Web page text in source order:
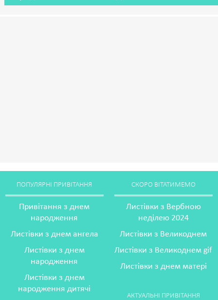
ПОПУЛЯРНІ ПРИВІТАННЯ
Привітання з днем
народження
Листівки з днем ангела
Листівки з днем
народження
Листівки з днем
народження дитячі
СКОРО ВІТАТИМЕМО
Листівки з Вербною
неділею 2024
Листівки з Великоднем
Листівки з Великоднем gif
Листівки з днем матері
АКТУАЛЬНІ ПРИВІТАННЯ